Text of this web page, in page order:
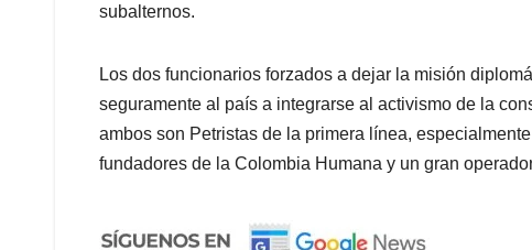
subalternos.
Los dos funcionarios forzados a dejar la misión
seguramente al país a integrarse al activismo de la
ambos son Petristas de la primera línea,
fundadores de la Colombia Humana y un gran